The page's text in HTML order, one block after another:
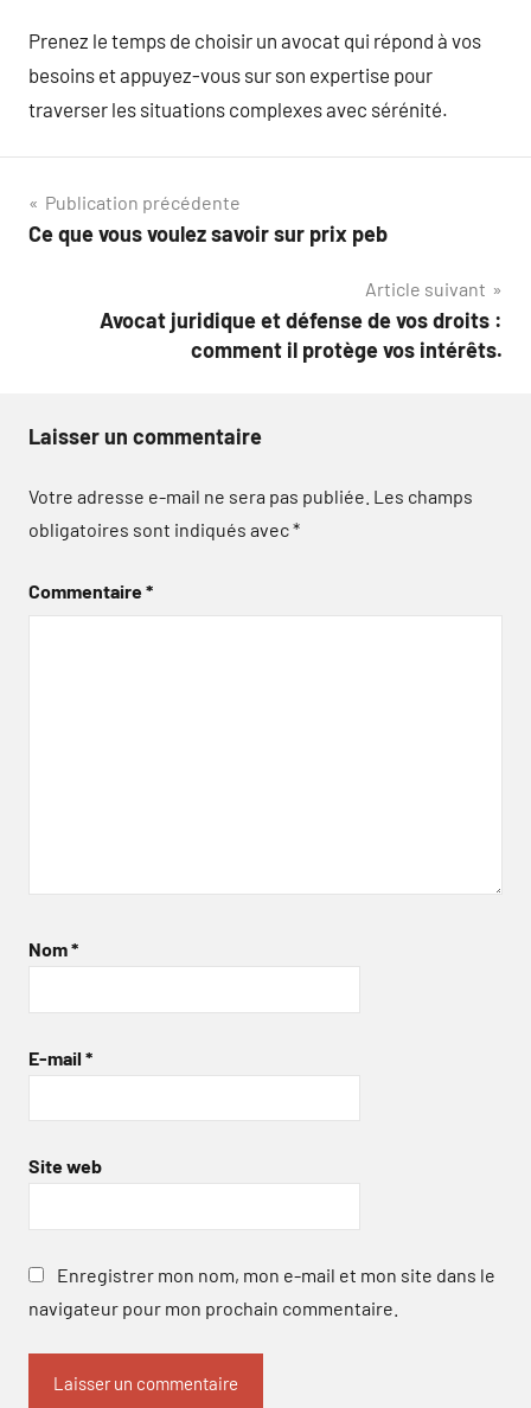
Prenez le temps de choisir un avocat qui répond à vos
besoins et appuyez-vous sur son expertise pour
traverser les situations complexes avec sérénité.
Navigation
de
Publication précédente
Ce que vous voulez savoir sur prix peb
Article suivant
Avocat juridique et défense de vos droits :
comment il protège vos intérêts.
Laisser un commentaire
Votre adresse e-mail ne sera pas publiée. Les champs
obligatoires sont indiqués avec*
Commentaire*
Nom*
E-mail *
Site web
Enregistrer mon nom, mon e-mail et mon site dans le
navigateur pour mon prochain commentaire.